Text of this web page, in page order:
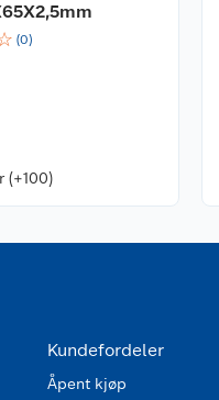
(0)
(+100)
Kundefordeler
Åpent kjøp